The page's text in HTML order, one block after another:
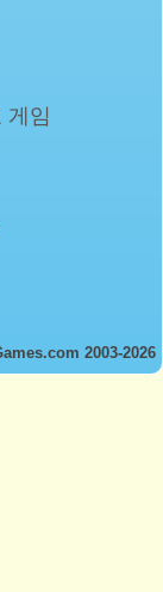
게임
2003-2026